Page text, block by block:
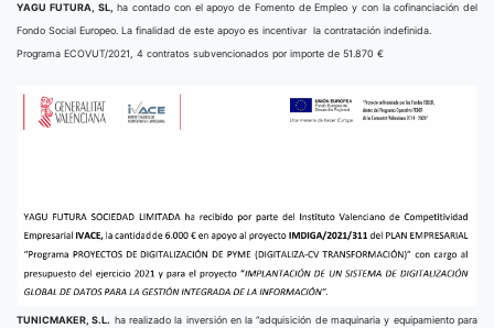
YAGU FUTURA, SL,
ha contado con el apoyo de Fomento de Empleo y con la cofinanciación del
Fondo Social Europeo. La finalidad de este apoyo es incentivar la contratación indefinida.
Programa ECOVUT/2021, 4 contratos subvencionados por importe de 51.870 €
TUNICMAKER, S.L. ha realizado la inversión en la “adquisición de maquinaria y equipamiento para